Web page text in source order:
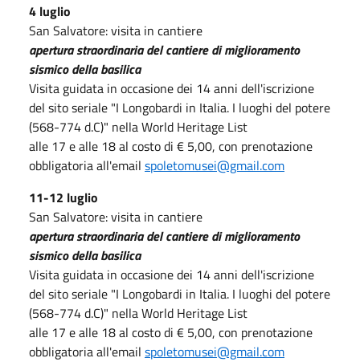
4 luglio
San Salvatore: visita in cantiere
apertura straordinaria del cantiere di miglioramento
sismico della basilica
Visita guidata in occasione dei 14 anni dell'iscrizione
del sito seriale "I Longobardi in Italia. I luoghi del potere
(568-774 d.C)" nella World Heritage List
alle 17 e alle 18 al costo di € 5,00, con prenotazione
obbligatoria all'email spoletomusei@gmail.com
11-12 luglio
San Salvatore: visita in cantiere
apertura straordinaria del cantiere di miglioramento
sismico della basilica
Visita guidata in occasione dei 14 anni dell'iscrizione
del sito seriale "I Longobardi in Italia. I luoghi del potere
(568-774 d.C)" nella World Heritage List
alle 17 e alle 18 al costo di € 5,00, con prenotazione
obbligatoria all'email spoletomusei@gmail.com